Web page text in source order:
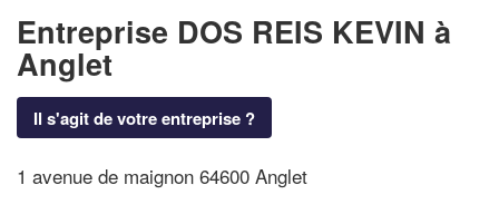
Entreprise DOS REIS KEVIN à
Anglet
Il s'agit de votre entreprise ?
1 avenue de maignon 64600 Anglet